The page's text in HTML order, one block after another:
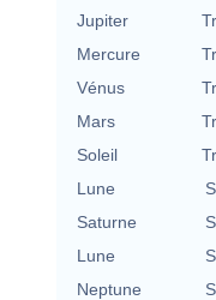
Jupiter
Mercure
Vénus
Mars
Soleil
Lune
Saturne
Lune
Neptune